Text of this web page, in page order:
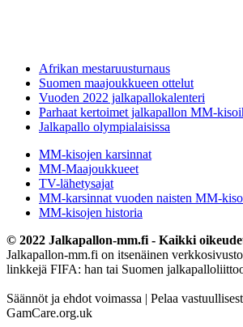
Afrikan mestaruusturnaus
Suomen maajoukkueen ottelut
Vuoden 2022 jalkapallokalenteri
Parhaat kertoimet jalkapallon MM-
Jalkapallo olympialaisissa
MM-kisojen karsinnat
MM-Maajoukkueet
TV-lähetysajat
MM-karsinnat vuoden naisten MM-
MM-kisojen historia
© 2022 Jalkapallon-mm.fi - Kaikki
Jalkapallon-mm.fi on itsenäinen
linkkejä FIFA: han tai Suomen
Säännöt ja ehdot voimassa | Pelaa
GamCare.org.uk